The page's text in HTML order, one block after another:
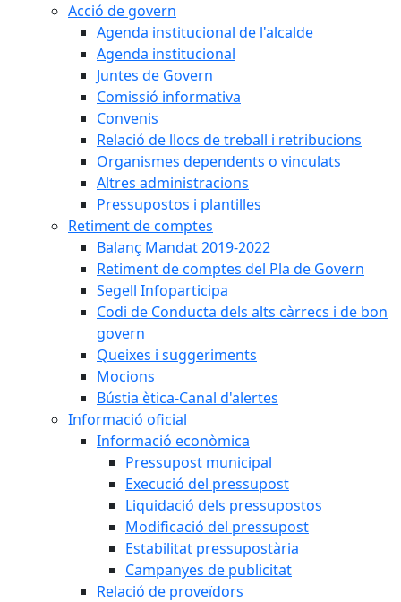
Acció de govern
Agenda institucional de l'alcalde
Agenda institucional
Juntes de Govern
Comissió informativa
Convenis
Relació de llocs de treball i retribucions
Organismes dependents o vinculats
Altres administracions
Pressupostos i plantilles
Retiment de comptes
Balanç Mandat 2019-2022
Retiment de comptes del Pla de Govern
Segell Infoparticipa
Codi de Conducta dels alts càrrecs i de bon
govern
Queixes i suggeriments
Mocions
Bústia ètica-Canal d'alertes
Informació oficial
Informació econòmica
Pressupost municipal
Execució del pressupost
Liquidació dels pressupostos
Modificació del pressupost
Estabilitat pressupostària
Campanyes de publicitat
Relació de proveïdors